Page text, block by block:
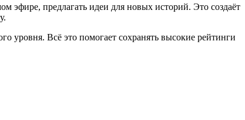
эфире, предлагать идеи для новых историй. Это создаёт
уровня. Всё это помогает сохранять высокие рейтинги